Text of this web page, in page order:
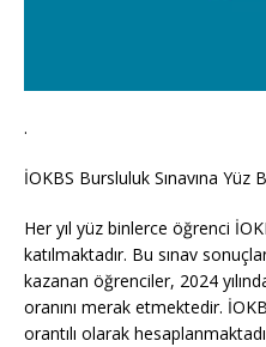
.
İOKBS Bursluluk Sınavına Yüz
Her yıl yüz binlerce öğrenci
katılmaktadır. Bu sınav
kazanan öğrenciler, 2024
oranını merak etmektedir.
orantılı olarak